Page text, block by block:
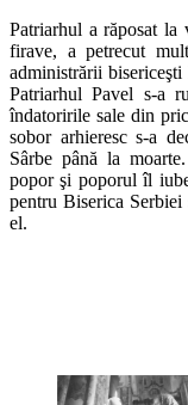
Patriarhul a răposat
firave, a petrecut
administrării
Patriarhul Pavel s-a
îndatoririle sale din
sobor arhieresc s-a
Sârbe până la
popor şi poporul îl
pentru Biserica
el.